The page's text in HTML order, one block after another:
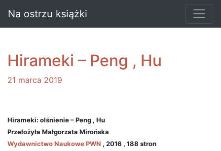
Na ostrzu książki
Hirameki – Peng , Hu
21 marca 2019
Hirameki: olśnienie – Peng , Hu
Przełożyła Małgorzata Mirońska
Wydawnictwo Naukowe PWN , 2016 , 188 stron